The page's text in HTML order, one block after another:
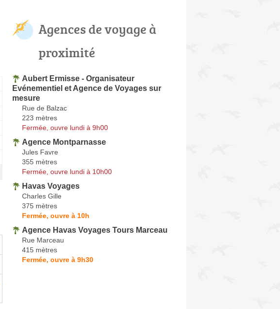
Agences de voyage à
proximité
Aubert Ermisse - Organisateur
Evénementiel et Agence de Voyages sur
mesure
Rue de Balzac
223 mètres
Fermée, ouvre lundi à 9h00
Agence Montparnasse
Jules Favre
355 mètres
Fermée, ouvre lundi à 10h00
Havas Voyages
Charles Gille
375 mètres
Fermée, ouvre à 10h
Agence Havas Voyages Tours Marceau
Rue Marceau
415 mètres
Fermée, ouvre à 9h30